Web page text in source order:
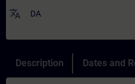
translate DA
Description Dates and